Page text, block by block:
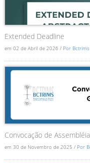
Extended Deadline
em 02 de Abril de 2026 / Por Bctrims
Convocação de
em 30 de Novembro de 2025 / Por